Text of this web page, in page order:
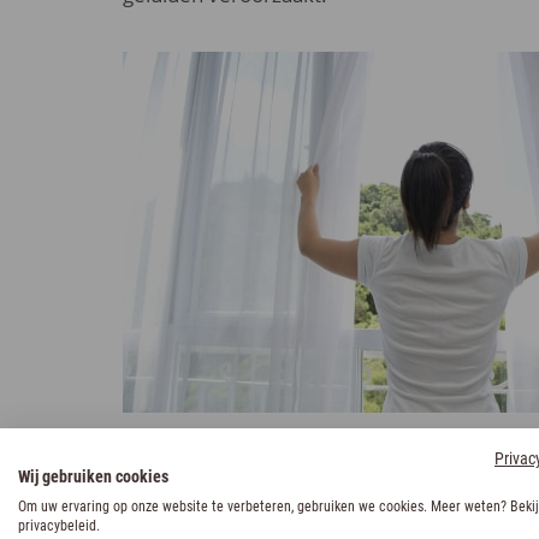
Slaaptips voor de avond als
Wij gebruiken cookies
Om uw ervaring op onze website te verbeteren, gebruiken we cookies. Meer weten?
privacybeleid.